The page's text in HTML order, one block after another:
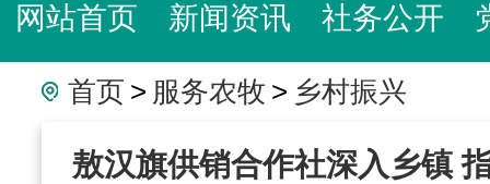
网站首页 新闻资讯 社务公开
“三位一体”组织社办企业 互动交流
首页 > 服务农牧 > 乡村振兴
敖汉旗供销合作社深入乡镇